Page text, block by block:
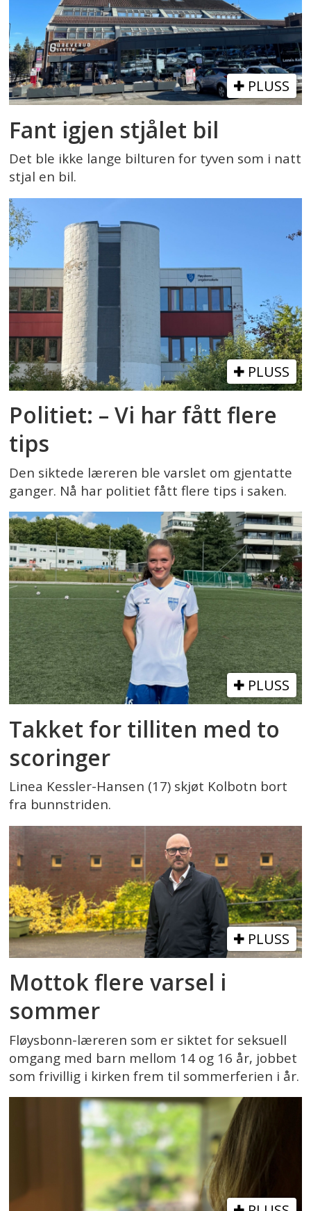
PLUSS
Fant igjen stjålet bil
Det ble ikke lange bilturen for tyven som i natt
stjal en bil.
PLUSS
Politiet: – Vi har fått flere
tips
Den siktede læreren ble varslet om gjentatte
ganger. Nå har politiet fått flere tips i saken.
PLUSS
Takket for tilliten med to
scoringer
Linea Kessler-Hansen (17) skjøt Kolbotn bort
fra bunnstriden.
PLUSS
Mottok flere varsel i
sommer
Fløysbonn-læreren som er siktet for seksuell
omgang med barn mellom 14 og 16 år, jobbet
som frivillig i kirken frem til sommerferien i år.